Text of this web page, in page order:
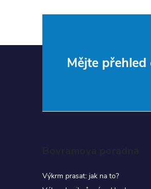
Mějte
Výkrm prasat: jak na to?